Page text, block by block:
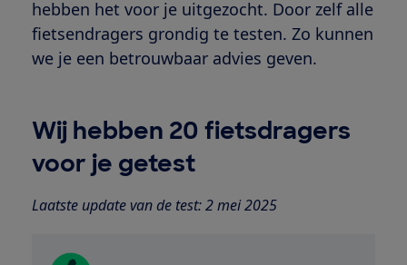
hebben het voor je uitgezocht. Door zelf alle
fietsendragers grondig te testen. Zo kunnen
we je een betrouwbaar advies geven.
Wij hebben 20 fietsdragers
voor je getest
Laatste update van de test: 2 mei 2025